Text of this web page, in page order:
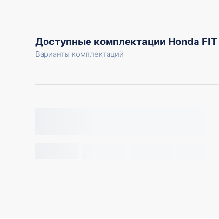
Доступные комплектации Honda FIT
Варианты комплектаций